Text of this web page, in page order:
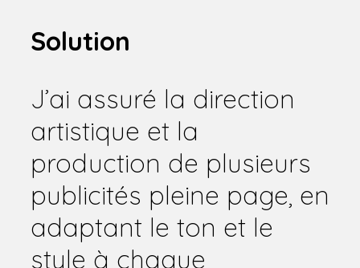
Solution
J’ai assuré la direction
artistique et la
production de plusieurs
publicités pleine page, en
adaptant le ton et le
style à chaque